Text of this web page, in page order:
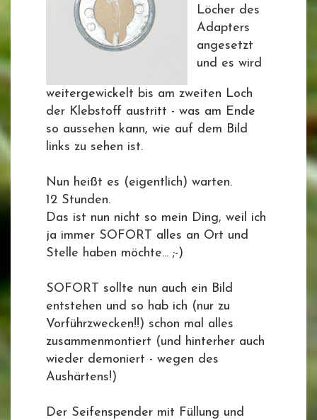
Löcher des
Adapters
angesetzt
und es wird
weitergewickelt bis am zweiten Loch
der Klebstoff austritt - was am Ende
so aussehen kann, wie auf dem Bild
links zu sehen ist.
Nun heißt es (eigentlich) warten.
12 Stunden.
Das ist nun nicht so mein Ding, weil ich
ja immer SOFORT alles an Ort und
Stelle haben möchte... ;-)
SOFORT sollte nun auch ein Bild
entstehen und so hab ich (nur zu
Vorführzwecken!!) schon mal alles
zusammenmontiert (und hinterher auch
wieder demoniert - wegen des
Aushärtens!)
Der Seifenspender mit Füllung und